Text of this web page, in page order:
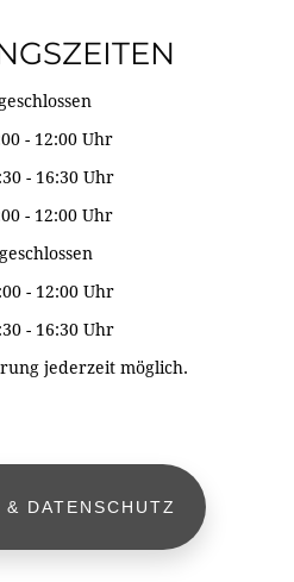
- 12:00 Uhr
- 16:30 Uhr
- 12:00 Uhr
- 12:00 Uhr
- 16:30 Uhr
jederzeit möglich.
DATENSCHUTZ